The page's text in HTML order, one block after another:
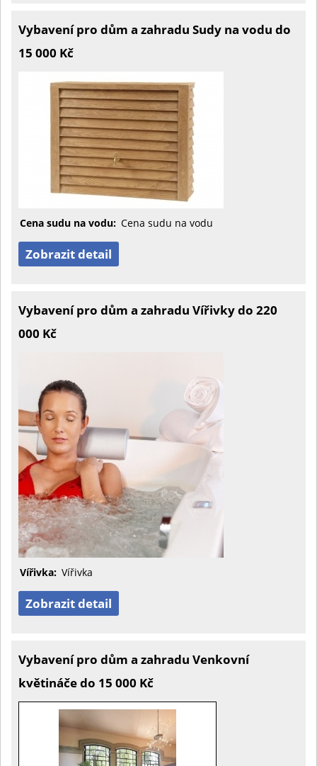
Vybavení pro dům a zahradu Sudy na vodu do
15 000 Kč
Cena sudu na vodu: Cena sudu na vodu
Zobrazit detail
Vybavení pro dům a zahradu Vířivky do 220
000 Kč
Vířivka: Vířivka
Zobrazit detail
Vybavení pro dům a zahradu Venkovní
květináče do 15 000 Kč